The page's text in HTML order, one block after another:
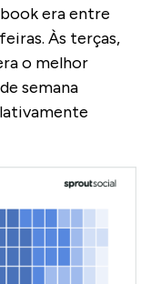
era entre
Às terças,
o melhor
semana